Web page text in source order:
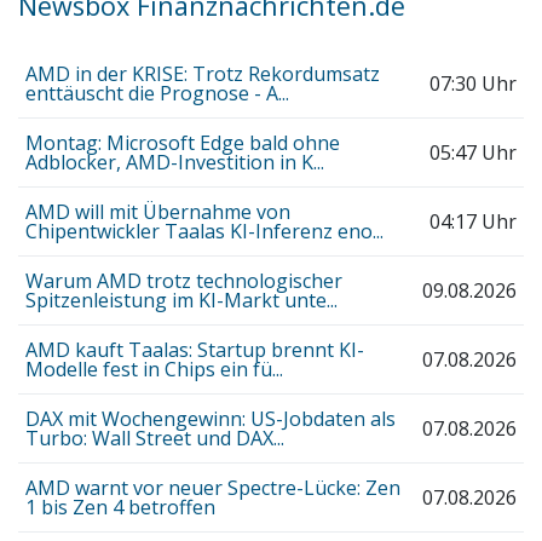
AMD in der KRISE: Trotz Rekordumsatz
enttäuscht die Prognose - A... 07:30 Uhr
Montag: Microsoft Edge bald ohne
Adblocker, AMD-Investition in K... 05:47 Uhr
AMD will mit Übernahme von
Chipentwickler Taalas KI-Inferenz eno... 04:17 Uhr
Warum AMD trotz technologischer
Spitzenleistung im KI-Markt unte... 09.08.2026
AMD kauft Taalas: Startup brennt KI-
Modelle fest in Chips ein fü... 07.08.2026
DAX mit Wochengewinn: US-Jobdaten als
Turbo: Wall Street und DAX... 07.08.2026
AMD warnt vor neuer Spectre-Lücke: Zen
1 bis Zen 4 betroffen 07.08.2026